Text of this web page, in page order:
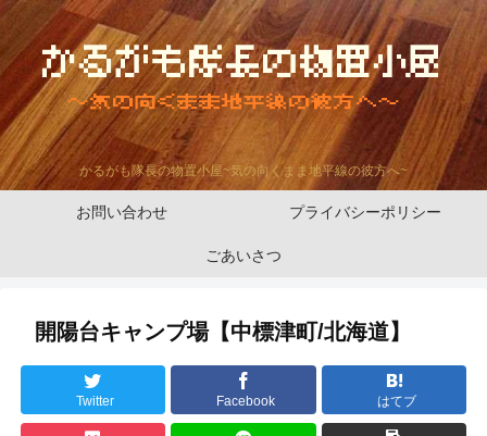
かるがも隊長の物置小屋~気の向くまま地平線の彼方へ~
お問い合わせ プライバシーポリシー
ごあいさつ
開陽台キャンプ場【中標津町/北海道】
Twitter Facebook はてブ